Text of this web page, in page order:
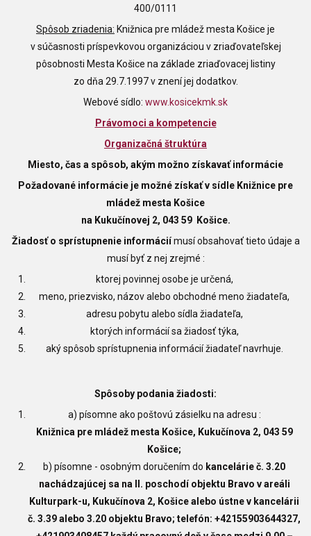
400/0111
Spôsob zriadenia: Knižnica pre mládež mesta Košice je
v súčasnosti príspevkovou organizáciou v zriaďovateľskej
pôsobnosti Mesta Košice na základe zriaďovacej listiny
zo dňa 29.7.1997 v znení jej dodatkov.
Webové sídlo: www.kosicekmk.sk
Právomoci a kompetencie
Organizačná štruktúra
Miesto, čas a spôsob, akým možno získavať informácie
Požadované informácie je možné získať v sídle Knižnice pre
mládež mesta Košice
na Kukučínovej 2, 043 59 Košice.
Žiadosť o sprístupnenie informáciímusí obsahovať tieto údaje a
musí byť z nej zrejmé :
ktorej povinnej osobe je určená,
meno, priezvisko, názov alebo obchodné meno žiadateľa,
adresu pobytu alebo sídla žiadateľa,
ktorých informácií sa žiadosť týka,
aký spôsob sprístupnenia informácií žiadateľ navrhuje.
Spôsoby podania žiadosti:
a) písomne ako poštovú zásielku na adresu :
Knižnica pre mládež mesta Košice, Kukučínova 2, 043 59
Košice;
b) písomne - osobným doručením do kancelárie č. 3.20
nachádzajúcej sa na II. poschodí objektu Bravo v areáli
Kulturpark-u, Kukučínova 2, Košice alebo ústne v kancelárii
č. 3.39 alebo 3.20 objektu Bravo; telefón: +42155903644327,